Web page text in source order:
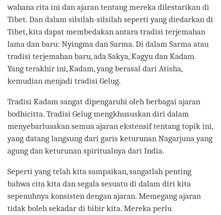
wahana cita ini dan ajaran tentang mereka dilestarikan di
Tibet. Dan dalam silsilah-silsilah seperti yang diedarkan di
Tibet, kita dapat membedakan antara tradisi terjemahan
lama dan baru: Nyingma dan Sarma. Di dalam Sarma atau
tradisi terjemahan baru, ada Sakya, Kagyu dan Kadam.
Yang terakhir ini, Kadam, yang berasal dari Atisha,
kemudian menjadi tradisi Gelug.
Tradisi Kadam sangat dipengaruhi oleh berbagai ajaran
bodhicitta. Tradisi Gelug mengkhususkan diri dalam
menyebarluaskan semua ajaran ekstensif tentang topik ini,
yang datang langsung dari garis keturunan Nagarjuna yang
agung dan keturunan spiritualnya dari India.
Seperti yang telah kita sampaikan, sangatlah penting
bahwa cita kita dan segala sesuatu di dalam diri kita
sepenuhnya konsisten dengan ajaran. Memegang ajaran
tidak boleh sekadar di bibir kita. Mereka perlu